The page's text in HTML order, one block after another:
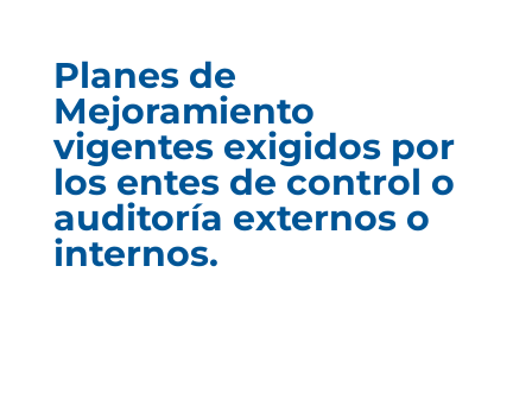
Planes de
Mejoramiento
vigentes exigidos por
los entes de control o
auditoría externos o
internos.